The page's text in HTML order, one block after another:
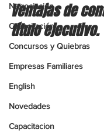
Negociación
Capacitación
Concursos y Quiebras
Empresas Familiares
English
Novedades
Capacitacion
Ventajas de
título ejecutivo.